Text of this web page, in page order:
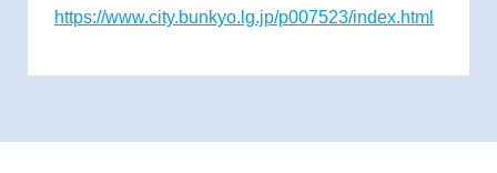
https://www.city.bunkyo.lg.jp/p007523/index.html